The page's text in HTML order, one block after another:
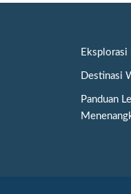
Eksplorasi
Destinasi
Panduan